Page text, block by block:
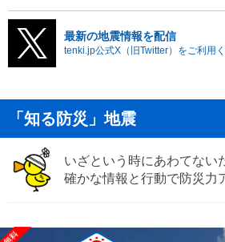
最新の地震情報を配信
tenki.jp公式X（旧Twitter）をご利用く
「知る防災」地震
いざという時にあわてない
確かな情報と行動で防災力